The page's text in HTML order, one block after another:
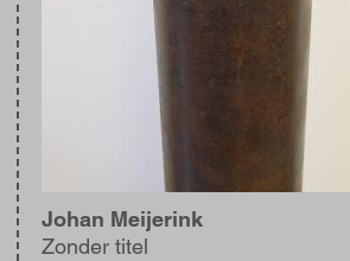
Johan Meijerink
Zonder titel